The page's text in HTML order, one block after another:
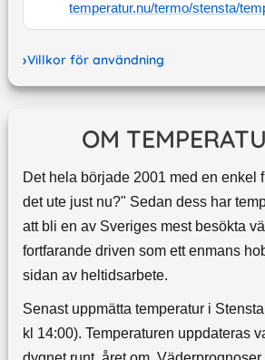
temperatur.nu/termo/stensta/
Villkor för användning
OM
Det hela började 2001 med en enkel
det ute just nu?" Sedan dess har
att bli en av Sveriges mest besökta
fortfarande driven som ett enmans
sidan av heltidsarbete.
Senast uppmätta temperatur i
kl 14:00). Temperaturen uppdateras